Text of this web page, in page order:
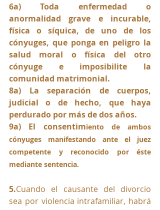
6a) Toda enfermedad o
anormalidad grave e incurable,
física o síquica, de uno de los
cónyuges, que ponga en peligro la
salud moral o física del otro
cónyuge e imposibilite la
comunidad matrimonial.
8a) La separación de cuerpos,
judicial o de hecho, que haya
perdurado por más de dos años.
9a) El consentimiento de ambos
cónyuges manifestando ante el juez
competente y reconocido por éste
mediante sentencia.
5.Cuando el causante del divorcio
sea por violencia intrafamiliar, habrá